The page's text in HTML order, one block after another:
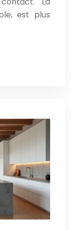
est plus